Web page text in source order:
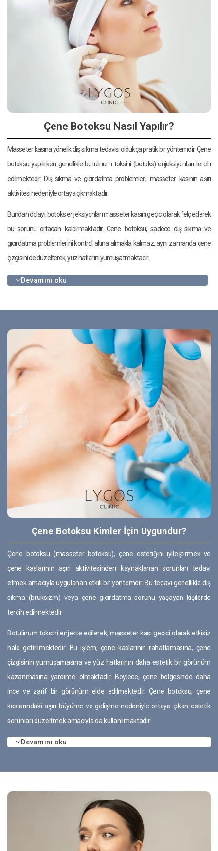
Çene Botoksu Nasıl Yapılır?
Masseter kasına yönelik diş sıkma tedavisi oldukça pratik bir yöntemdir. Çene
botoksu yapılırken genellikle botulinum toksini (botoks) enjeksiyonları tercih
edilmektedir. Diş sıkma ve gıcırdatma problemleri, masseter kasının aşırı
aktivitesi nedeniyle ortaya çıkmaktadır.
Bundan dolayı, botoks enjeksiyonları masseter kasını geçici olarak felç ederek
bu sorunu ortadan kaldırmaktadır. Çene botoksu, sadece diş sıkma ve
gıcırdatma problemlerini kontrol altına almakla kalmaz, aynı zamanda çene
çizgisini de düzelterek, yüz hatlarını yumuşatmaktadır.
Devamını oku
Çene Botoksu Kimler İçin Uygundur?
Çene botoksu (masseter botoksu), çene estetiğini iyileştirmek ve
çene kaslarının aşırı aktivitesinden kaynaklanan sorunları tedavi
etmek amacıyla uygulanan etkili bir yöntemdir. Bu tedavi genellikle diş
sıkma (bruksizm) veya çene gıcırdatma sorunu yaşayan kişilerde
tercih edilmektedir.
Botulinum toksini enjekte edilerek, masseter kası geçici olarak etkisiz
hale getirilmektedir. Bu işlem, çene kaslarının rahatlamasına, çene
çizgisinin yumuşamasına ve yüz hatlarının daha estetik bir görünüm
kazanmasına yardımcı olmaktadır. Böylece, çene bölgesinde daha
ince ve zarif bir görünüm elde edilmektedir. Çene botoksu, çene
kaslarındaki aşırı büyüme ve gelişme nedeniyle ortaya çıkan estetik
sorunları düzeltmek amacıyla da kullanılmaktadır.
Devamını oku